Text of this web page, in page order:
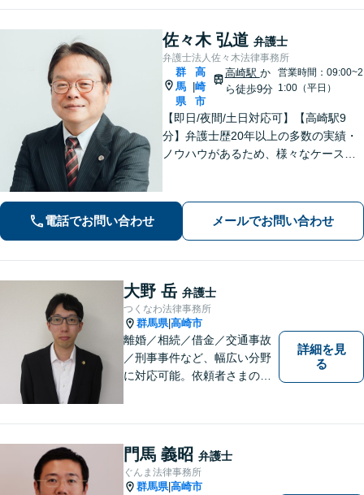
い。
佐々木 弘道 弁護士
弁護士法人佐々木法律事務所
群
馬
県
高
崎
市
高崎駅 か
ら徒歩9分
営業時間：09:00~2
1:00（平日）
【即日/夜間/土日対応可】【高崎駅9
分】弁護士歴20年以上の多数の実績・
ノウハウがあるため、様々なケースで
験・ノウハウを活かして共同して取り
組んでいきます。
電話でお問い合わせ メールでお問い合わせ
大野 岳 弁護士
つくなわ法律事務所
群馬県|高崎市
離婚／相続／借金／交通事故
／刑事事件など、幅広い分野
に対応可能。依頼者さまの状
案してまいります。お気軽に
ご相談ください。【完全個
室】【専用駐車場あり】
詳細を見
る
門馬 義昭 弁護士
ぐんま法律事務所
群馬県|高崎市